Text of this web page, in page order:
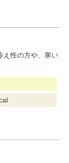
え性の方や、寒い